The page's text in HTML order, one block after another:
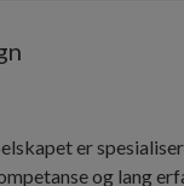
er
og lang